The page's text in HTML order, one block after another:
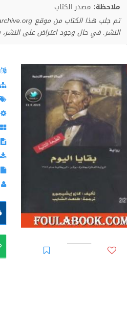
ملاحظة: مصدر الكتاب
النشر. في حال وجود اعتراض على النشر،